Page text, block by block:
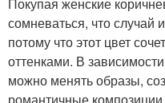
Покупая женские
сомневаться, что случай
потому что этот цвет
оттенками. В
можно менять образы,